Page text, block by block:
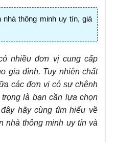
nhà thông minh uy tín, giá
nhiều đơn vị cung cấp
gia đình. Tuy nhiên chất
các đơn vị có sự chênh
là bạn cần lựa chọn
hãy cùng tìm hiểu về
nhà thông minh uy tín và